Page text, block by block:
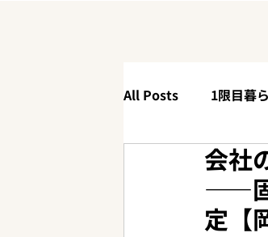
All Posts 1限目暮
4限目体験する
ニューリリース
会社
——固
定【